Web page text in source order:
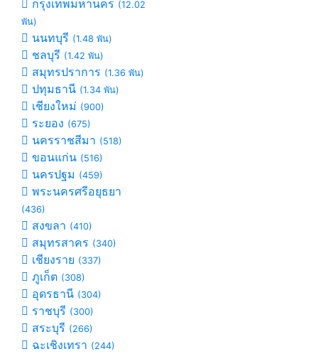
กรุงเทพมหานคร (12.02
พัน)
นนทบุรี (1.48 พัน)
ชลบุรี (1.42 พัน)
สมุทรปราการ (1.36 พัน)
ปทุมธานี (1.34 พัน)
เชียงใหม่ (900)
ระยอง (675)
นครราชสีมา (518)
ขอนแก่น (516)
นครปฐม (459)
พระนครศรีอยุธยา
(436)
สงขลา (410)
สมุทรสาคร (340)
เชียงราย (337)
ภูเก็ต (308)
อุดรธานี (304)
ราชบุรี (300)
สระบุรี (266)
ฉะเชิงเทรา (244)